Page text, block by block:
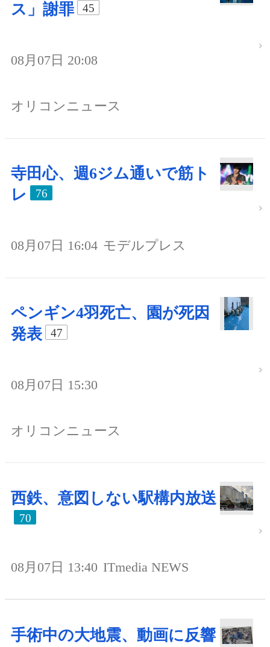
ス」謝罪
45
08月07日 20:08
オリコンニュース
寺田心、週6ジム通いで筋ト
レ
76
08月07日 16:04 モデルプレス
ペンギン4羽死亡、園が死因
発表
47
08月07日 15:30
オリコンニュース
西鉄、意図しない駅構内放送
70
08月07日 13:40 ITmedia NEWS
手術中の大地震、動画に反響